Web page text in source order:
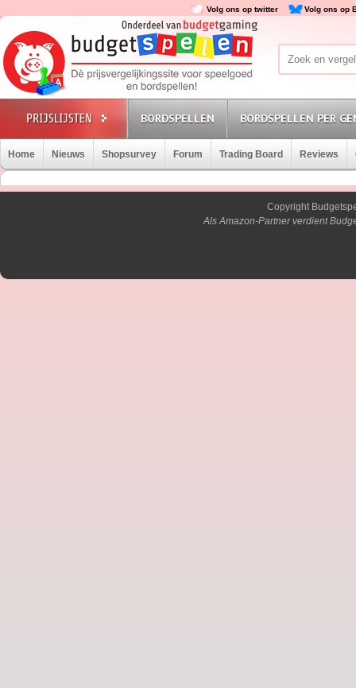
Volg ons op twitter Volg ons op
BORDSPELLEN BORDSPELLEN PER
Home Nieuws Shopsurvey Forum Trading Board Reviews
Copyright
Als Amazon-Partner verdient